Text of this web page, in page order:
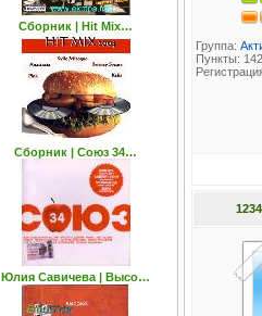
Сборник | Hit Mix…
Сборник | Союз 34…
Юлия Савичева | Высо…
Группа:
Пункты: